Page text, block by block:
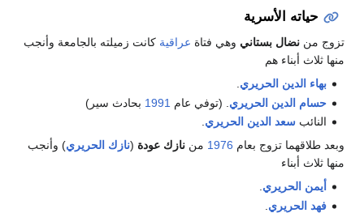
حياته الأسرية
تزوج من نضال بستاني وهي فتاة عراقية كانت زميلته بالجامعة وأنجب
منها ثلاث أبناء هم
بهاء الدين الحريري.
حسام الدين الحريري . (توفي عام 1991 بحادث سير)
النائبسعد الدين الحريري.
وبعد طلاقهما تزوج بعام 1976 من نازك عودة (نازك الحريري) وأنجب
منها ثلاث أبناء
أيمن الحريري.
فهد الحريري